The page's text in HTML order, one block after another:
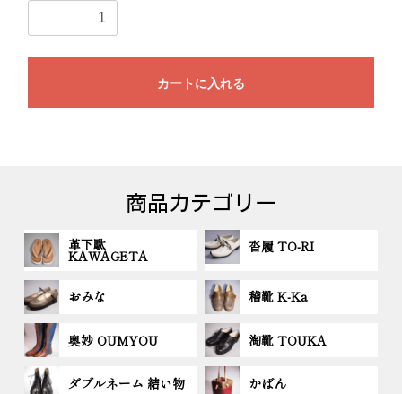
カートに入れる
商品カテゴリー
革下駄
KAWAGETA
沓履 TO-RI
おみな 稽靴 K-Ka
奥妙 OUMYOU 淘靴 TOUKA
ダブルネーム 結い物 かばん